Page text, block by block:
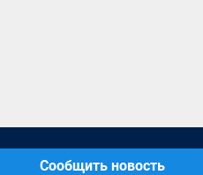
Сообщить новость